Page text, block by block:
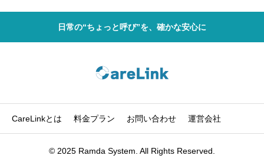
日常の“ちょっと呼び”を、確かな安心に
CareLinkとは 料金プラン お問い合わせ 運営会社
© 2025 Ramda System. All Rights Reserved.